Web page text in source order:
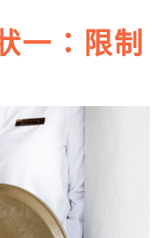
一：限制